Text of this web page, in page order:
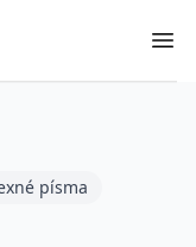
písma